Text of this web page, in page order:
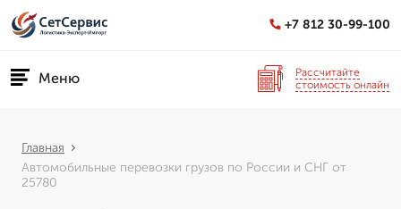
+7 812 30-99-100
Меню
Рассчитайте
стоимость онлайн
Главная
Автомобильные перевозки грузов по России и СНГ от
25780